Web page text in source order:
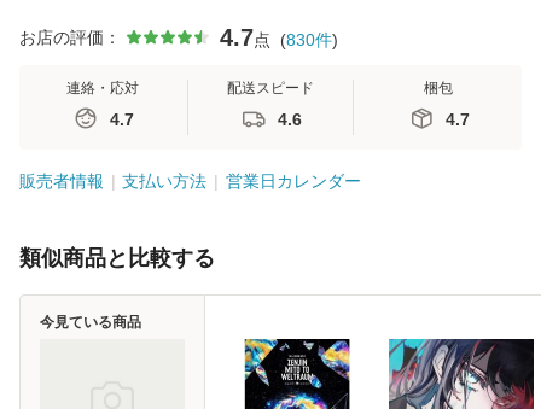
お店の評価： 4.7点 (830件)
連絡・応対
4.7
配送スピード
4.6
梱包
4.7
販売者情報 支払い方法 営業日カレンダー
類似商品と比較する
今見ている商品